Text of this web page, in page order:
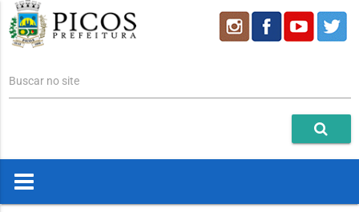
Buscar no site